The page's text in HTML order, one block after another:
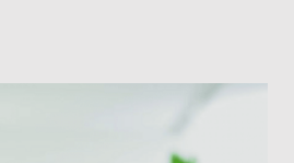
später aufgrund seines
musst.